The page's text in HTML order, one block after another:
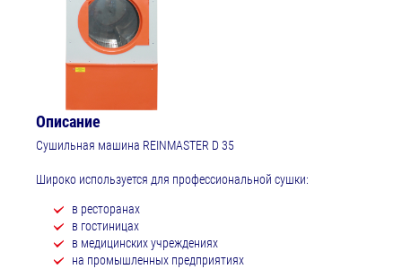
Описание
Сушильная машина REINMASTER D 35
Широко используется для профессиональной сушки:
в ресторанах
в гостиницах
в медицинских учреждениях
на промышленных предприятиях